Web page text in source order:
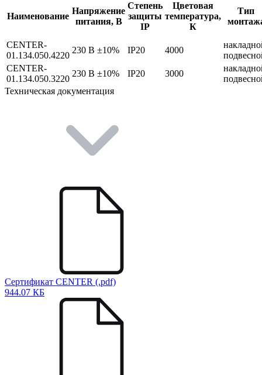
Наименование
Напряжение
питания, В
Степень
защиты
IP
Цветовая
температура,
К
Тип
CENTER-
01.134.050.4220
230 В ±10% IP20 4000
CENTER-
01.134.050.3220
230 В ±10% IP20 3000
Техническая документация
Сертификат CENTER (.pdf)
944.07 КБ